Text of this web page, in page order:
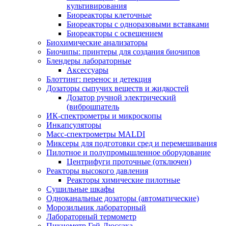
культивирования
Биореакторы клеточные
Биореакторы с одноразовыми вставками
Биореакторы с освещением
Биохимические анализаторы
Биочипы: принтеры для создания биочипов
Блендеры лабораторные
Аксессуары
Блоттинг: перенос и детекция
Дозаторы сыпучих веществ и жидкостей
Дозатор ручной электрический
(виброшпатель
ИК-спектрометры и микроскопы
Инкапсуляторы
Масс-спектрометры MALDI
Миксеры для подготовки сред и перемешивания
Пилотное и полупромышленное оборудование
Центрифуги проточные (отключен)
Реакторы высокого давления
Реакторы химические пилотные
Сушильные шкафы
Одноканальные дозаторы (автоматические)
Морозильник лабораторный
Лабораторный термометр